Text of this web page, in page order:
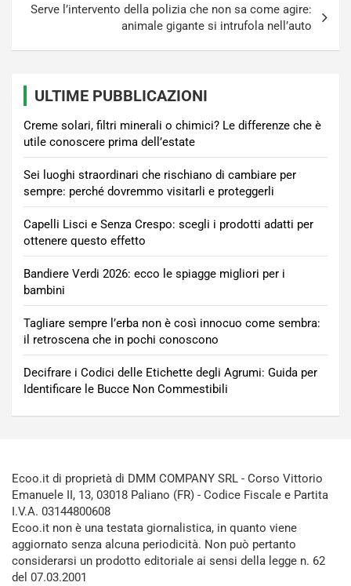
Serve l’intervento della polizia che non sa come agire:
animale gigante si intrufola nell’auto
ULTIME PUBBLICAZIONI
Creme solari, filtri minerali o chimici? Le differenze che è
utile conoscere prima dell’estate
Sei luoghi straordinari che rischiano di cambiare per
sempre: perché dovremmo visitarli e proteggerli
Capelli Lisci e Senza Crespo: scegli i prodotti adatti per
ottenere questo effetto
Bandiere Verdi 2026: ecco le spiagge migliori per i
bambini
Tagliare sempre l’erba non è così innocuo come sembra:
il retroscena che in pochi conoscono
Decifrare i Codici delle Etichette degli Agrumi: Guida per
Identificare le Bucce Non Commestibili
Ecoo.it di proprietà di DMM COMPANY SRL - Corso Vittorio
Emanuele II, 13, 03018 Paliano (FR) - Codice Fiscale e Partita
I.V.A. 03144800608
Ecoo.it non è una testata giornalistica, in quanto viene
aggiornato senza alcuna periodicità. Non può pertanto
considerarsi un prodotto editoriale ai sensi della legge n. 62
del 07.03.2001